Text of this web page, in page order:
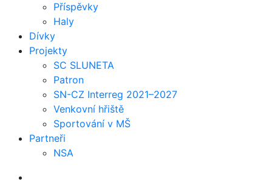
Příspěvky
Haly
Dívky
Projekty
SC SLUNETA
Patron
SN-CZ Interreg 2021–2027
Venkovní hřiště
Sportování v MŠ
Partneři
NSA